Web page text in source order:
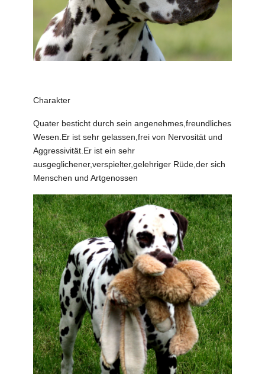
Charakter
Quater besticht durch sein angenehmes,freundliches
Wesen.Er ist sehr gelassen,frei von Nervosität und
Aggressivität.Er ist ein sehr
ausgeglichener,verspielter,gelehriger Rüde,der sich
Menschen und Artgenossen